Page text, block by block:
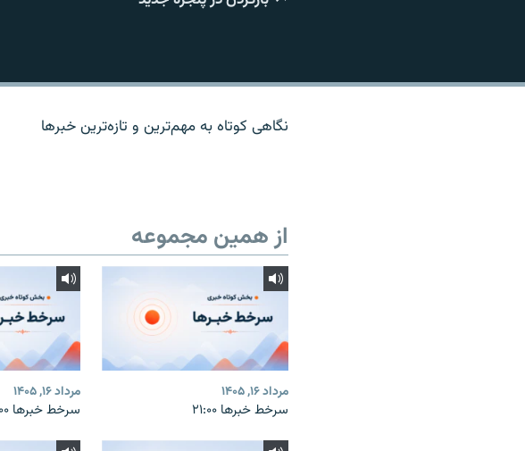
نگاهی کوتاه به مهم‌ترين و تازه‌ترين خبرها
از همین مجموعه
مرداد ۱۶, ۱۴۰۵
سرخط خبرها ۲۱:۰۰
مرداد ۱۶, ۱۴۰۵
سرخط خبرها ۲۰:۰۰